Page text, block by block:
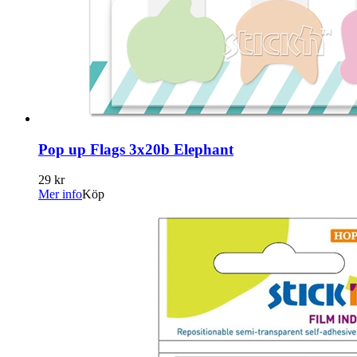
Pop up Flags 3x20b Elephant
29 kr
Mer infoKöp